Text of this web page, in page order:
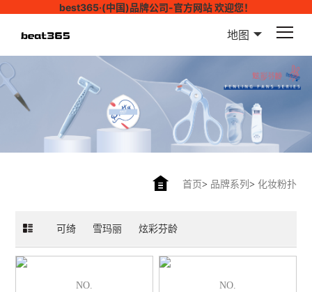
best365·(中国)品牌公司-官方网站 欢迎您！
地图
首页> 品牌系列 > 化妆粉扑
可绮 雪玛丽 炫彩芬龄
NO.
NO.